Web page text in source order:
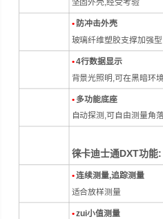
坚固外壳,经受考验
• 防冲击外壳
玻璃纤维塑胶支撑加强型
•4行数据显示
背景光照明,可在黑暗环
• 多功能底座
自动探测,可自由测量角
徕卡迪士通DXT功能:
•连续测量,追踪测量
适合放样测量
•zui小值测量